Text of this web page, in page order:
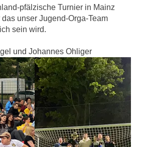
pfälzische Turnier in Mainz
das unser Jugend-Orga-Team
sein wird.
und Johannes Ohliger